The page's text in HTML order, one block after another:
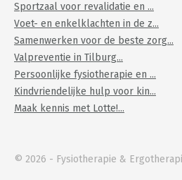
Sportzaal voor revalidatie en ...
Voet- en enkelklachten in de z...
Samenwerken voor de beste zorg...
Valpreventie in Tilburg...
Persoonlijke fysiotherapie en ...
Kindvriendelijke hulp voor kin...
Maak kennis met Lotte!...
© 2026 - Fysiotherapie &